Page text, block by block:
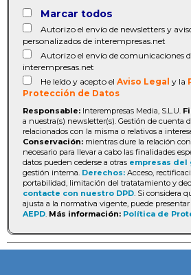
Marcar todos
Autorizo el envío de newsletters y
personalizados de interempresas.net
Autorizo el envío de comunicaciones
interempresas.net
He leído y acepto el Aviso Legal y la
Protección de Datos
Responsable: Interempresas Media, S.L.U.
a nuestra(s) newsletter(s). Gestión de cuenta
relacionados con la misma o relativos a
Conservación: mientras dure la relación
necesario para llevar a cabo las finalidades
datos pueden cederse a otras empresas del
gestión interna. Derechos: Acceso,
portabilidad, limitación del tratatamiento y
contacte con nuestro DPD. Si considera
ajusta a la normativa vigente, puede
AEPD. Más información: Política de